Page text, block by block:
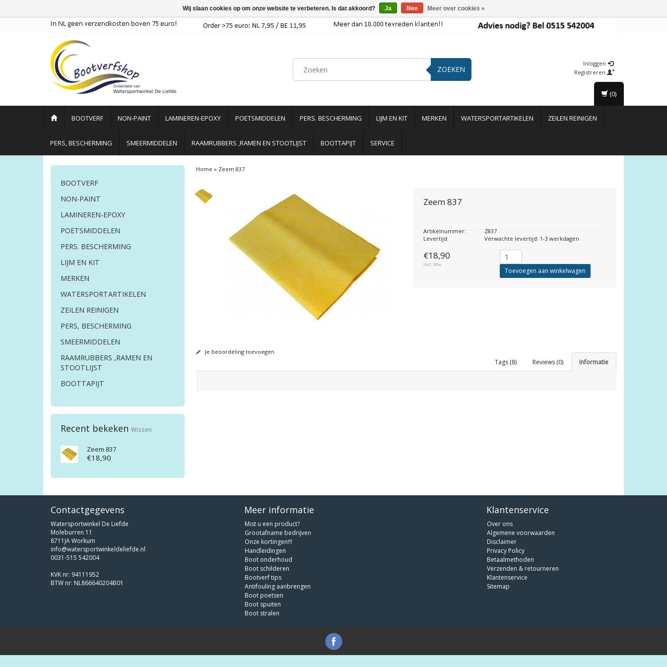
ZOEKEN
Inloggen
Registreren
BOOTVERF NON-PAINT LAMINEREN-EPOXY POETSMIDDELEN PERS. BESCHERMING LIJM EN KIT MERKEN WATERSPORTARTIKELEN ZEILEN REINIGEN
PERS, BESCHERMING SMEERMIDDELEN RAAMRUBBERS ,RAMEN EN STOOTLIJST BOOTTAPIJT SERVICE
(0)
BOOTVERF
NON-PAINT
LAMINEREN-EPOXY
POETSMIDDELEN
PERS. BESCHERMING
LIJM EN KIT
MERKEN
WATERSPORTARTIKELEN
ZEILEN REINIGEN
PERS, BESCHERMING
SMEERMIDDELEN
RAAMRUBBERS ,RAMEN EN
STOOTLIJST
BOOTTAPIJT
Recent bekeken Wissen
Zeem 837
€18,90
Home » Zeem 837
Zeem 837
Artikelnummer:
Z837
Levertijd:
Verwachte levertijd: 1-3 werkdagen
€18,90
Incl. btw
Toevoegen aan winkelwagen
Je beoordeling toevoegen
Informatie
Reviews (0)
Tags (8)
Contactgegevens
Watersportwinkel De Liefde
Moleburren 11
8711JA Workum
info@watersportwinkeldeliefde.nl
0031-515 542004
KVK nr: 94111952
BTW nr: NL866640204B01
Meer informatie
Mist u een product?
Grootafname bedrijven
Onze kortingen!!!
Handleidingen
Boot onderhoud
Boot schilderen
Bootverf tips
Antifouling aanbrengen
Boot poetsen
Boot spuiten
Boot stralen
Klantenservice
Over ons
Algemene voorwaarden
Disclaimer
Privacy Policy
Betaalmethoden
Verzenden & retourneren
Klantenservice
Sitemap
Wij slaan cookies op om onze website te verbeteren. Is dat akkoord? Ja Nee Meer over cookies »